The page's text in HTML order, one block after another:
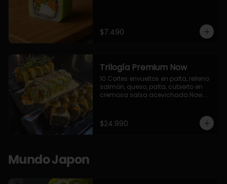
$7.490
Trilogía Premium Now
10 Cortes envueltos en palta, relleno
salmón, queso, palta, cubierto en
cremosa salsa acevichada Now.
palta, cubierto con topping de
chimichurri de la casa flambeado.
$24.990
Mundo Japon